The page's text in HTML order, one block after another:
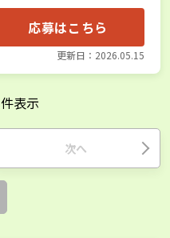
応募はこちら
更新日：2026.05.15
件表示
次へ